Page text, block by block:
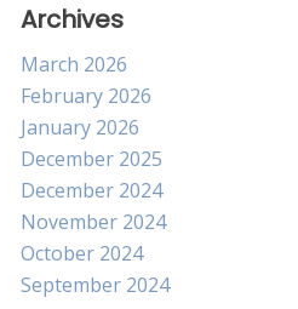
Archives
March 2026
February 2026
January 2026
December 2025
December 2024
November 2024
October 2024
September 2024